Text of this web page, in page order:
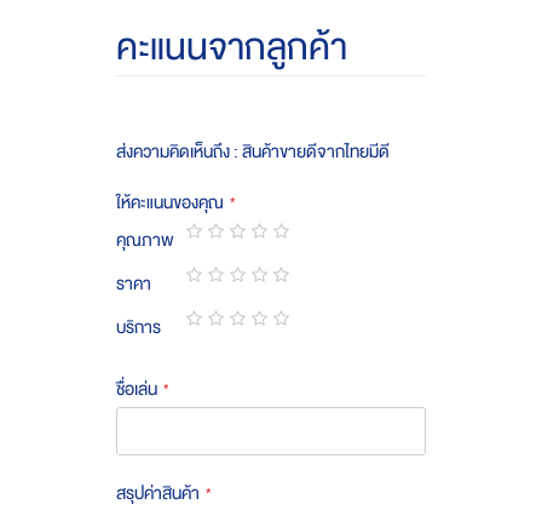
คะแนนจากลูกค้า
ส่งความคิดเห็นถึง : สินค้าขายดีจากไทยมีดี
ให้คะแนนของคุณ
คุณภาพ
1
star
2
stars
3
stars
4
stars
5
stars
ราคา
1
star
2
stars
3
stars
4
stars
5
stars
บริการ
ชื่อเล่น
สรุปค่าสินค้า